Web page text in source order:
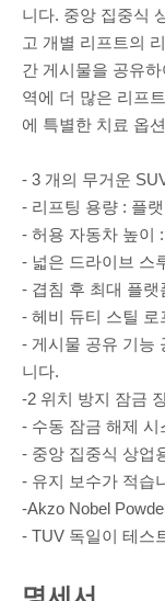
니다. 중앙 집중식
고 개별 리프트의
간 게시물을 공유
역에 더 많은 리프
에 특별한 치료 옵
- 3 개의 무거운
- 리프팅 용량 : 플
- 허용 자동차 높이
- 넓은 드라이브 스
- 겹침 후 최대 플랫
- 헤비 듀티 스틸 로
- 게시물 공유 기능
니다.
-2 위치 방지 잠금
- 수동 잠금 해제 시
- 중앙 집중식 상업
- 유지 보수가 적습
-Akzo Nobel
- TUV 독일이 테스